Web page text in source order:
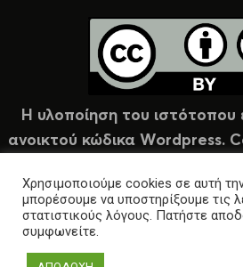
Η υλοποίηση του ιστότοπου
ανοικτού κώδικα Wordpress.
Χρησιμοποιούμε cookies σε αυτή
μπορέσουμε να υποστηρίξουμε τις
στατιστικούς λόγους. Πατήστε
συμφωνείτε.